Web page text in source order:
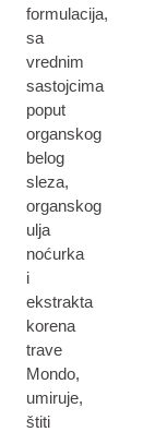
formulacija,
sa
vrednim
sastojcima
poput
organskog
belog
sleza,
organskog
ulja
noćurka
i
ekstrakta
korena
trave
Mondo,
umiruje,
štiti